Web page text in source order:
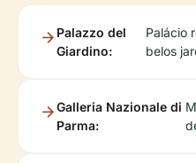
Palazzo del
Giardino:
Palácio
belos
Galleria Nazionale di
Parma: